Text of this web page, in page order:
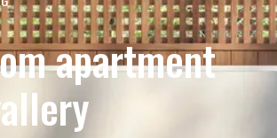
apartment